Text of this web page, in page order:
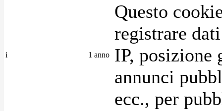
i 1 anno
Questo
registrare
IP, posizione
annunci
ecc., per